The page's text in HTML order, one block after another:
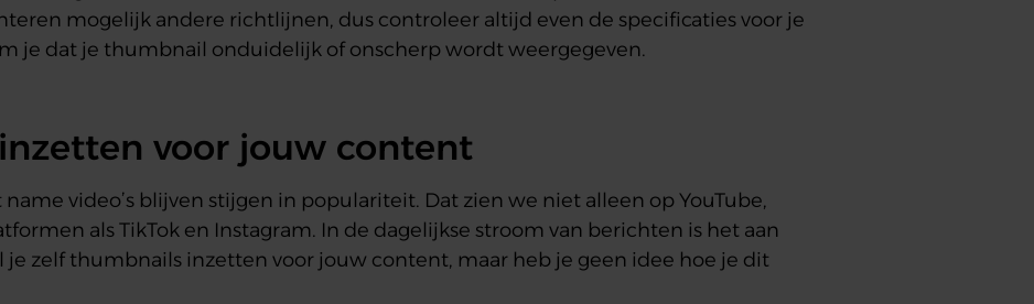
mogelijk andere richtlijnen, dus controleer altijd even de specificaties voor je
je dat je thumbnail onduidelijk of onscherp wordt weergegeven.
voor jouw content
video’s blijven stijgen in populariteit. Dat zien we niet alleen op YouTube,
als TikTok en Instagram. In de dagelijkse stroom van berichten is het aan
je zelf thumbnails inzetten voor jouw content, maar heb je geen idee hoe je dit